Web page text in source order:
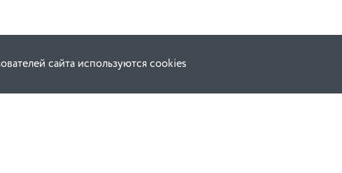
сайта используются cookies